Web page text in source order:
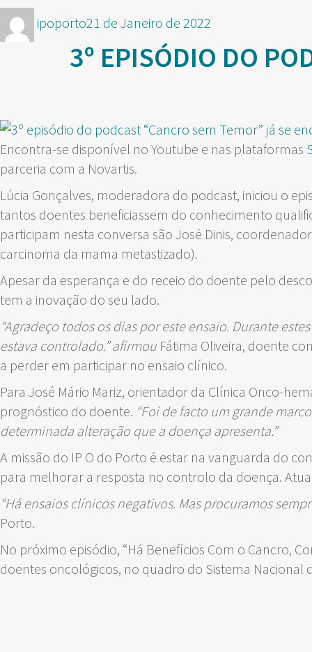
Autor
ipoportoPublicado
21 de Janeiro de 2022
3º EPISÓDIO DO
Encontra-se disponível no Youtube e nas plataformas
parceria com a Novartis.
Lúcia Gonçalves, moderadora do podcast, iniciou o
tantos doentes beneficiassem do conhecimento
participam nesta conversa são José Dinis,
carcinoma da mama metastizado).
Apesar da esperança e do receio do doente pelo
tem a inovação do seu lado.
“Agradeço todos os dias por este ensaio. Durante
estava controlado.” afirmou Fátima Oliveira, doente
a perder em participar no ensaio clínico.
Para José Mário Mariz, orientador da Clínica Onco-
prognóstico do doente. “Foi de facto um grande
determinada alteração que a doença apresenta.”
A missão do IP O do Porto é estar na vanguarda do
para melhorar a resposta no controlo da doença.
“Há ensaios clínicos negativos. Mas procuramos
Porto.
No próximo episódio, “Há Benefícios Com o Cancro,
doentes oncológicos, no quadro do Sistema Nacional